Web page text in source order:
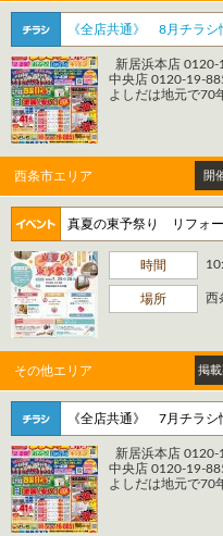
《全店共通》 8月チラシ
新居浜本店
中央店 0120-19-
よしだは地元で70
お電話でのお問い
ームよしだ】 ＊
西の土居町1-3-
＊＊ 住所：愛媛県
0120-17-8851 ＊
＊＊ 住所：香川
WEBからのご相談
yoshida.com/
https://
国中央市、観音寺
対応エリアとして
西条市エリア 開
真夏の東予祭り リフォ
時間
場所 西
その他エリア 掲
《全店共通》 7月チラシ
新居浜本店
中央店 0120-19-
よしだは地元で70